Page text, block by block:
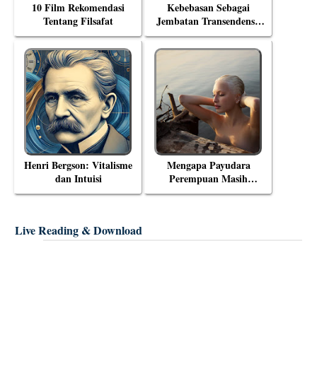
10 Film Rekomendasi
Tentang Filsafat
Kebebasan Sebagai
Jembatan Transendensi:
Menyelami Filsafat
Eksistensial Mulla Sadra
Henri Bergson: Vitalisme
dan Intuisi
Mengapa Payudara
Perempuan Masih
Menjadi Objek Tabu?
Live Reading & Download